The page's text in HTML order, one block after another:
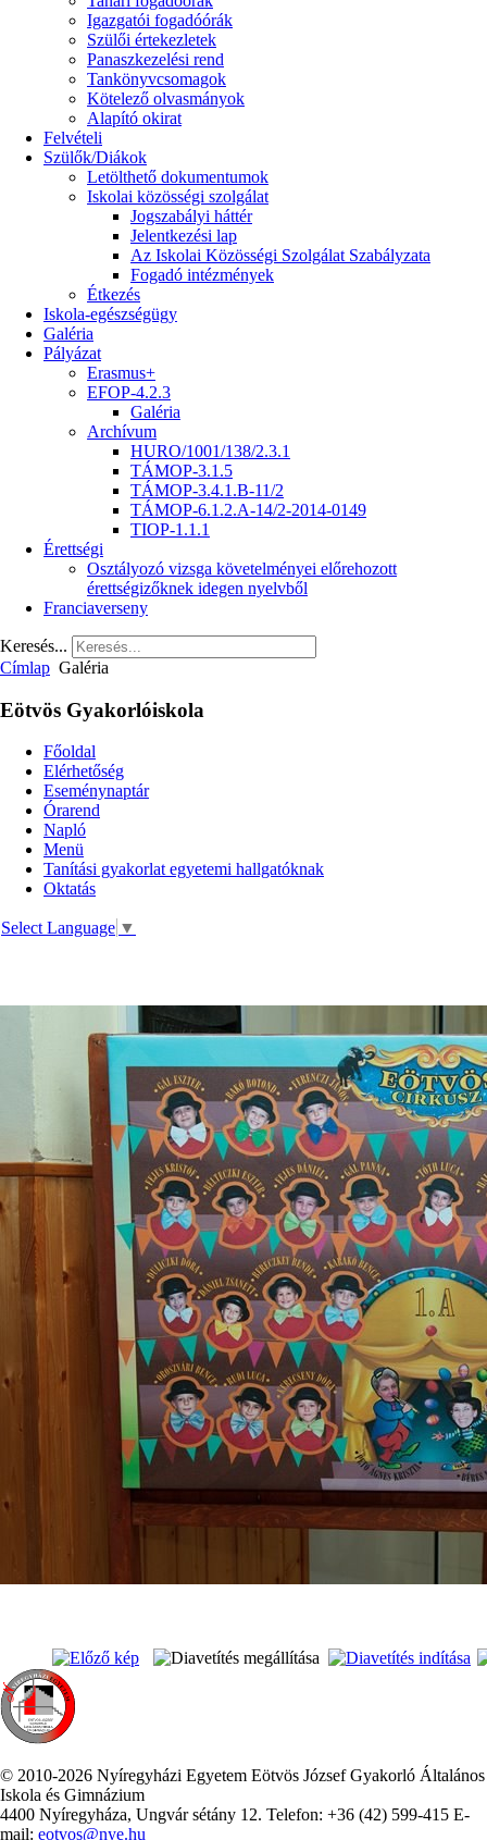
Igazgatói fogadóórák
Szülői értekezletek
Panaszkezelési rend
Tankönyvcsomagok
Kötelező olvasmányok
Alapító okirat
Felvételi
Szülők/Diákok
Letölthető dokumentumok
Iskolai közösségi szolgálat
Jogszabályi háttér
Jelentkezési lap
Az Iskolai Közösségi Szolgálat Szabályzata
Fogadó intézmények
Étkezés
Iskola-egészségügy
Galéria
Pályázat
Erasmus+
EFOP-4.2.3
Galéria
Archívum
HURO/1001/138/2.3.1
TÁMOP-3.1.5
TÁMOP-3.4.1.B-11/2
TÁMOP-6.1.2.A-14/2-2014-0149
TIOP-1.1.1
Érettségi
Osztályozó vizsga követelményei előrehozott
érettségizőknek idegen nyelvből
Franciaverseny
Keresés...
Címlap Galéria
Eötvös Gyakorlóiskola
Főoldal
Elérhetőség
Eseménynaptár
Órarend
Napló
Menü
Tanítási gyakorlat egyetemi hallgatóknak
Oktatás
Select Language ▼
© 2010-2026 Nyíregyházi Egyetem Eötvös József Gyakorló Általános
Iskola és Gimnázium
4400 Nyíregyháza, Ungvár sétány 12. Telefon: +36 (42) 599-415 E-
mail: eotvos@nye.hu